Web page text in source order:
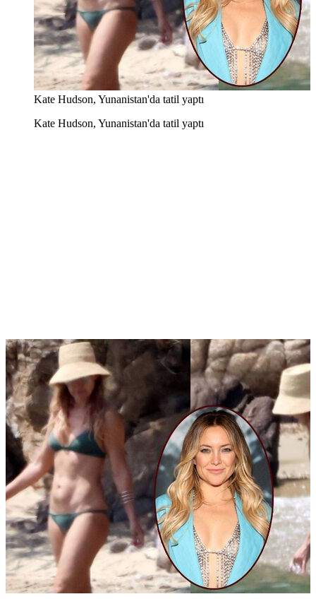
Kate Hudson, Yunanistan'da tatil yaptı
Kate Hudson, Yunanistan'da tatil yaptı